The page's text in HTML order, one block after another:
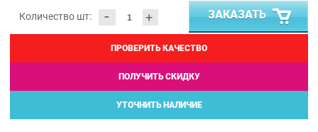
Количество шт: - + ЗАКАЗАТЬ
ПРОВЕРИТЬ КАЧЕСТВО
ПОЛУЧИТЬ СКИДКУ
УТОЧНИТЬ НАЛИЧИЕ